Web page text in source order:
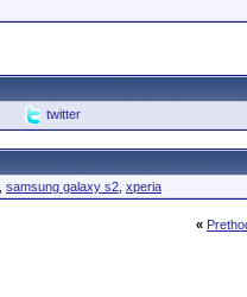
twitter
samsung galaxy s2, xperia
«